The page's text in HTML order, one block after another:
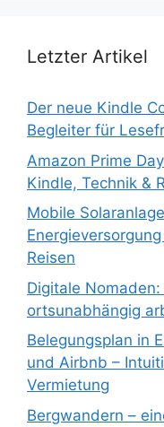
Letzter Artikel
Der neue Kindle
Begleiter für
Amazon Prime
Kindle, Technik &
Mobile
Reisen
Digitale
ortsunabhängig
Belegungsplan in
und Airbnb –
Vermietung
Bergwandern –